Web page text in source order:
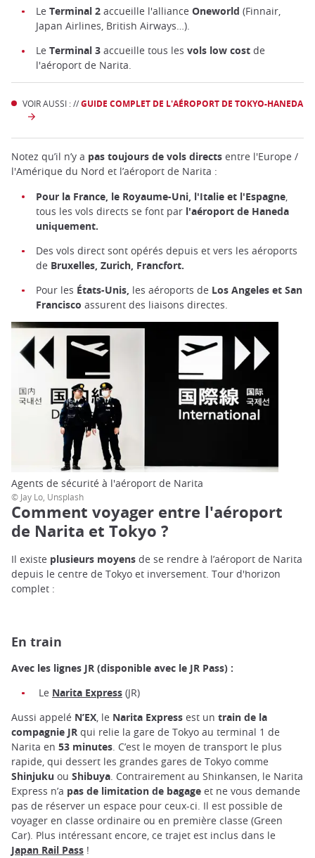
Le Terminal 2 accueille l'alliance Oneworld (Finnair,
Japan Airlines, British Airways…).
Le Terminal 3 accueille tous les vols low cost de
l'aéroport de Narita.
VOIR AUSSI : //GUIDE COMPLET DE L'AÉROPORT DE TOKYO-HANEDA
Notez qu’il n’y a pas toujours de vols directs entre l'Europe /
l'Amérique du Nord et l’aéroport de Narita :
Pour la France, le Royaume-Uni, l'Italie et l'Espagne
tous les vols directs se font par l'aéroport de Haneda
uniquement.
Des vols direct sont opérés depuis et vers les aéroports
de Bruxelles, Zurich, Francfort.
Pour les États-Unis, les aéroports de Los Angeles et San
Francisco assurent des liaisons directes.
Agents de sécurité à l'aéroport de Narita
© Jay Lo, Unsplash
Comment voyager entre l'aéroport
de Narita et Tokyo ?
Il existe plusieurs moyens de se rendre à l’aéroport de Narita
depuis le centre de Tokyo et inversement. Tour d'horizon
complet :
En train
Avec les lignes JR (disponible avec le JR Pass) :
Le Narita Express (JR)
Aussi appelé N’EX, le Narita Express est un train de la
compagnie JR qui relie la gare de Tokyo au terminal 1 de
Narita en 53 minutes. C’est le moyen de transport le plus
rapide, qui dessert les grandes gares de Tokyo comme
Shinjuku ou Shibuya. Contrairement au Shinkansen, le Narita
Express n’a pas de limitation de bagage et ne vous demande
pas de réserver un espace pour ceux-ci. Il est possible de
voyager en classe ordinaire ou en première classe (Green
Car). Plus intéressant encore, ce trajet est inclus dans le
Japan Rail Pass !